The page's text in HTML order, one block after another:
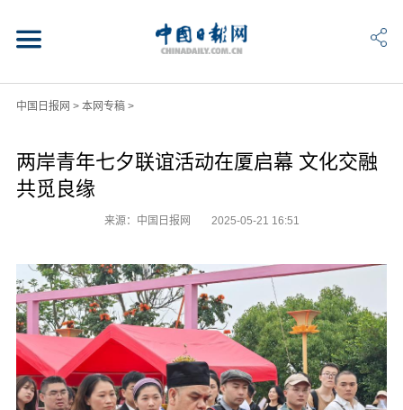
中国日报网 > 本网专稿>
两岸青年七夕联谊活动在厦启幕 文化交融
共觅良缘
来源：中国日报网 2025-05-21 16:51